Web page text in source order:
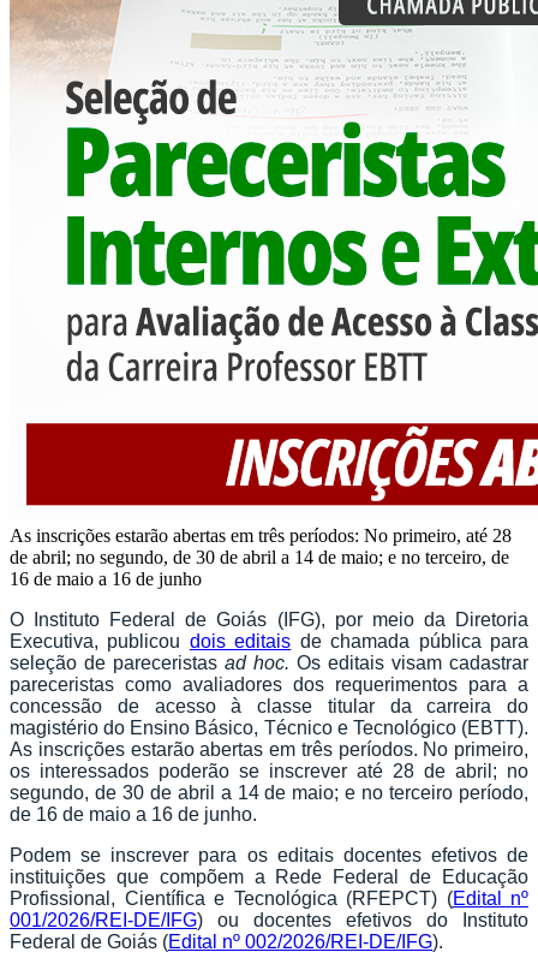
As inscrições estarão abertas em três períodos: No primeiro, até 28
de abril; no segundo, de 30 de abril a 14 de maio; e no terceiro, de
16 de maio a 16 de junho
O Instituto Federal de Goiás (IFG), por meio da Diretoria
Executiva, publicou dois editais de chamada pública para
seleção de pareceristas ad hoc. Os editais visam cadastrar
pareceristas como avaliadores dos requerimentos para a
concessão de acesso à classe titular da carreira do
magistério do Ensino Básico, Técnico e Tecnológico (EBTT).
As inscrições estarão abertas em três períodos. No primeiro,
os interessados poderão se inscrever até 28 de abril; no
segundo, de 30 de abril a 14 de maio; e no terceiro período,
de 16 de maio a 16 de junho.
Podem se inscrever para os editais docentes efetivos de
instituições que compõem a Rede Federal de Educação
Profissional, Científica e Tecnológica (RFEPCT) (Edital nº
001/2026/REI-DE/IFG) ou docentes efetivos do Instituto
Federal de Goiás (Edital nº 002/2026/REI-DE/IFG).